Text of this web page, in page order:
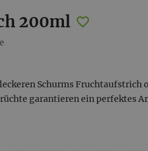
200ml
Schurms Fruchtaufstrich
garantieren ein perfektes